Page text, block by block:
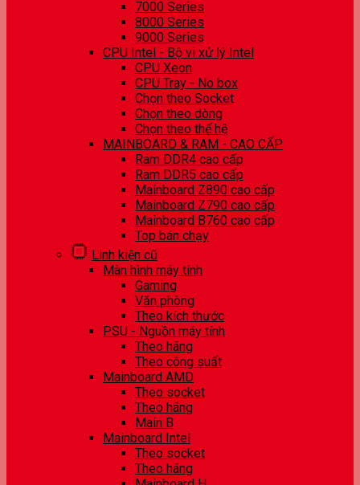
7000 Series
8000 Series
9000 Series
CPU Intel - Bộ vi xử lý Intel
CPU Xeon
CPU Tray - No box
Chọn theo Socket
Chọn theo dòng
Chọn theo thế hệ
MAINBOARD & RAM - CAO CẤP
Ram DDR4 cao cấp
Ram DDR5 cao cấp
Mainboard Z890 cao cấp
Mainboard Z790 cao cấp
Mainboard B760 cao cấp
Top bán chạy
Linh kiện cũ
Màn hình máy tính
Gaming
Văn phòng
Theo kích thước
PSU - Nguồn máy tính
Theo hãng
Theo công suất
Mainboard AMD
Theo socket
Theo hãng
Main B
Mainboard Intel
Theo socket
Theo hãng